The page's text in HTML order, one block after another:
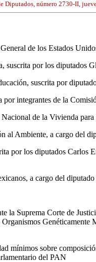
Diputados, número 2730-II,
de los Estados
suscrita por los
suscrita por
integrantes de la
de la Vivienda
Ambiente, a cargo del
por los diputados
a cargo del
la Suprema Corte de
mínimos sobre
del PAN